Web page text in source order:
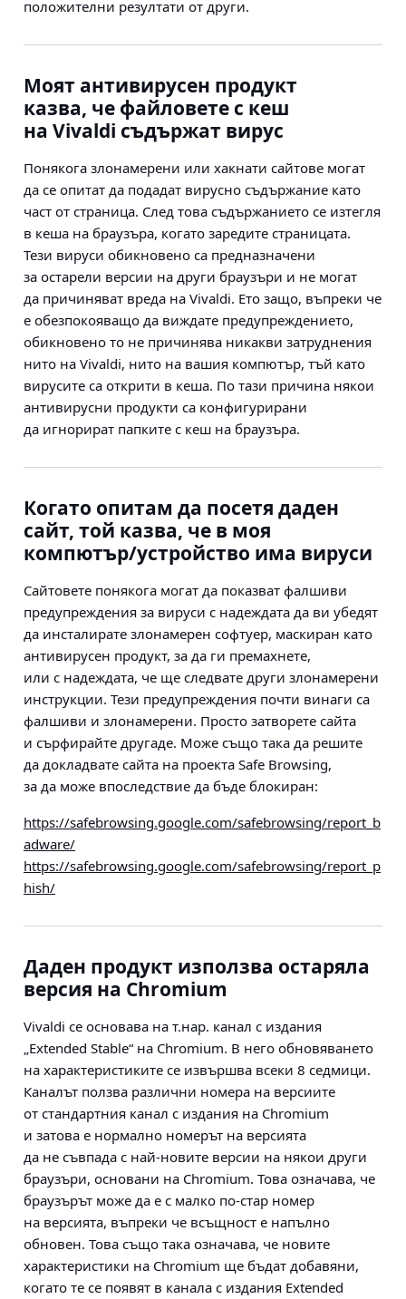
положителни резултати от други.
Моят антивирусен продукт
казва, че файловете с кеш
на Vivaldi съдържат вирус
Понякога злонамерени или хакнати сайтове могат
да се опитат да подадат вирусно съдържание като
част от страница. След това съдържанието се изтегля
в кеша на браузъра, когато заредите страницата.
Тези вируси обикновено са предназначени
за остарели версии на други браузъри и не могат
да причиняват вреда на Vivaldi. Ето защо, въпреки че
е обезпокояващо да виждате предупреждението,
обикновено то не причинява никакви затруднения
нито на Vivaldi, нито на вашия компютър, тъй като
вирусите са открити в кеша. По тази причина някои
антивирусни продукти са конфигурирани
да игнорират папките с кеш на браузъра.
Когато опитам да посетя даден
сайт, той казва, че в моя
компютър/устройство има вируси
Сайтовете понякога могат да показват фалшиви
предупреждения за вируси с надеждата да ви убедят
да инсталирате злонамерен софтуер, маскиран като
антивирусен продукт, за да ги премахнете,
или с надеждата, че ще следвате други злонамерени
инструкции. Тези предупреждения почти винаги са
фалшиви и злонамерени. Просто затворете сайта
и сърфирайте другаде. Може също така да решите
да докладвате сайта на проекта Safe Browsing,
за да може впоследствие да бъде блокиран:
https://safebrowsing.google.com/safebrowsing/report_b
adware/
https://safebrowsing.google.com/safebrowsing/report_p
hish/
Даден продукт използва остаряла
версия на Chromium
Vivaldi се основава на т.нар. канал с издания
„Extended Stable“ на Chromium. В него обновяването
на характеристиките се извършва всеки 8 седмици.
Каналът ползва различни номера на версиите
от стандартния канал с издания на Chromium
и затова е нормално номерът на версията
да не съвпада с най-новите версии на някои други
браузъри, основани на Chromium. Това означава, че
браузърът може да е с малко по-стар номер
на версията, въпреки че всъщност е напълно
обновен. Това също така означава, че новите
характеристики на Chromium ще бъдат добавяни,
когато те се появят в канала с издания Extended